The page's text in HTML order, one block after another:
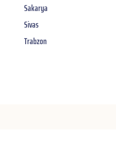
Sakarya
Sivas
Trabzon